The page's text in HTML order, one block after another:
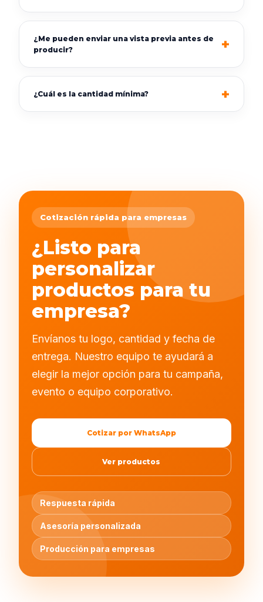
¿Me pueden enviar una vista previa antes de
producir?
¿Cuál es la cantidad mínima?
Cotización rápida para empresas
¿Listo para
personalizar
productos para tu
empresa?
Envíanos tu logo, cantidad y fecha de
entrega. Nuestro equipo te ayudará a
elegir la mejor opción para tu campaña,
evento o equipo corporativo.
Cotizar por WhatsApp
Ver productos
Respuesta rápida
Asesoría personalizada
Producción para empresas